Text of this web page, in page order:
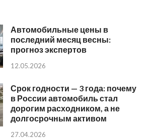
Автомобильные цены в
последний месяц весны:
прогноз экспертов
12.05.2026
Срок годности — 3 года: почему
в России автомобиль стал
дорогим расходником, а не
долгосрочным активом
27.04.2026